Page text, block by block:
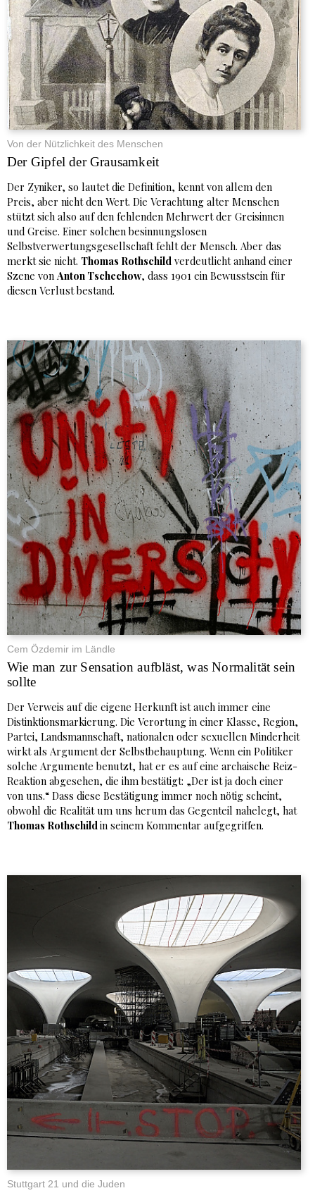
Von der Nützlichkeit des Menschen
Der Gipfel der Grausamkeit
Der Zyniker, so lautet die Definition, kennt von allem den
Preis, aber nicht den Wert. Die Verachtung alter Menschen
stützt sich also auf den fehlenden Mehrwert der Greisinnen
und Greise. Einer solchen besinnungslosen
Selbstverwertungsgesellschaft fehlt der Mensch. Aber das
merkt sie nicht. Thomas Rothschild verdeutlicht anhand einer
Szene von Anton Tschechow, dass 1901 ein Bewusstsein für
diesen Verlust bestand.
Cem Özdemir im Ländle
Wie man zur Sensation aufbläst, was Normalität sein
sollte
Der Verweis auf die eigene Herkunft ist auch immer eine
Distinktionsmarkierung. Die Verortung in einer Klasse, Region,
Partei, Landsmannschaft, nationalen oder sexuellen Minderheit
wirkt als Argument der Selbstbehauptung. Wenn ein Politiker
solche Argumente benutzt, hat er es auf eine archaische Reiz-
Reaktion abgesehen, die ihm bestätigt: „Der ist ja doch einer
von uns.“ Dass diese Bestätigung immer noch nötig scheint,
obwohl die Realität um uns herum das Gegenteil nahelegt, hat
Thomas Rothschild in seinem Kommentar aufgegriffen.
Stuttgart 21 und die Juden